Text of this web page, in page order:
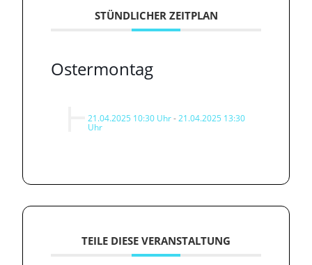
STÜNDLICHER ZEITPLAN
Ostermontag
21.04.2025 10:30 Uhr-21.04.2025 13:30
Uhr
TEILE DIESE VERANSTALTUNG